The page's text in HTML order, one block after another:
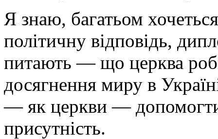
Я знаю, багатьом
політичну відповідь,
питають — що церква
досягнення миру в
— як церкви —
присутність.